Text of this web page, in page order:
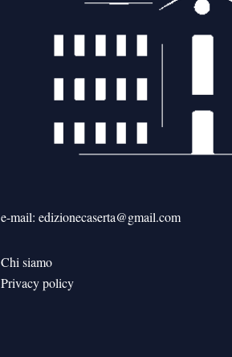
e-mail: edizionecaserta@gmail.com
Chi siamo
Privacy policy